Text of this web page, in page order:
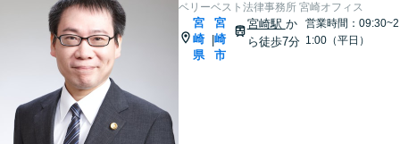
ベリーベスト法律事務所 宮崎オフィス
宮
崎
県
|
宮
崎
市
宮崎駅 か
ら徒歩7分
営業時間：09:30~2
1:00（平日）